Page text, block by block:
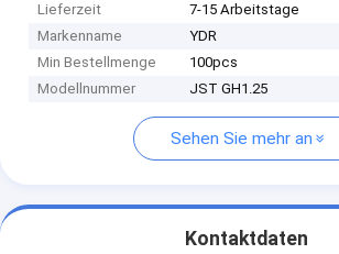
Lieferzeit
7-15 Arbeitstage
Markenname
YDR
Min Bestellmenge
100pcs
Modellnummer
JST GH1.25
Sehen Sie mehr an
Kontaktdaten